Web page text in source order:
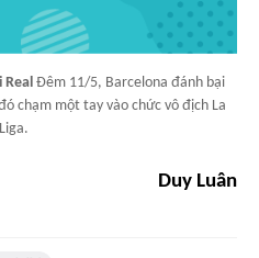
Real Đêm 11/5, Barcelona đánh bại
chạm một tay vào chức vô địch La
Liga.
Duy Luân